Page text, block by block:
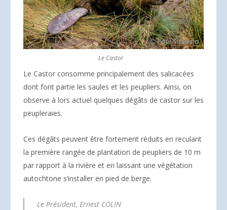
Le Castor
Le Castor consomme principalement des salicacées
dont font partie les saules et les peupliers. Ainsi, on
observe à lors actuel quelques dégâts de castor sur les
peupleraies.
Ces dégâts peuvent être fortement réduits en reculant
la première rangée de plantation de peupliers de 10 m
par rapport à la rivière et en laissant une végétation
autochtone s’installer en pied de berge.
Le Président, Ernest COLIN